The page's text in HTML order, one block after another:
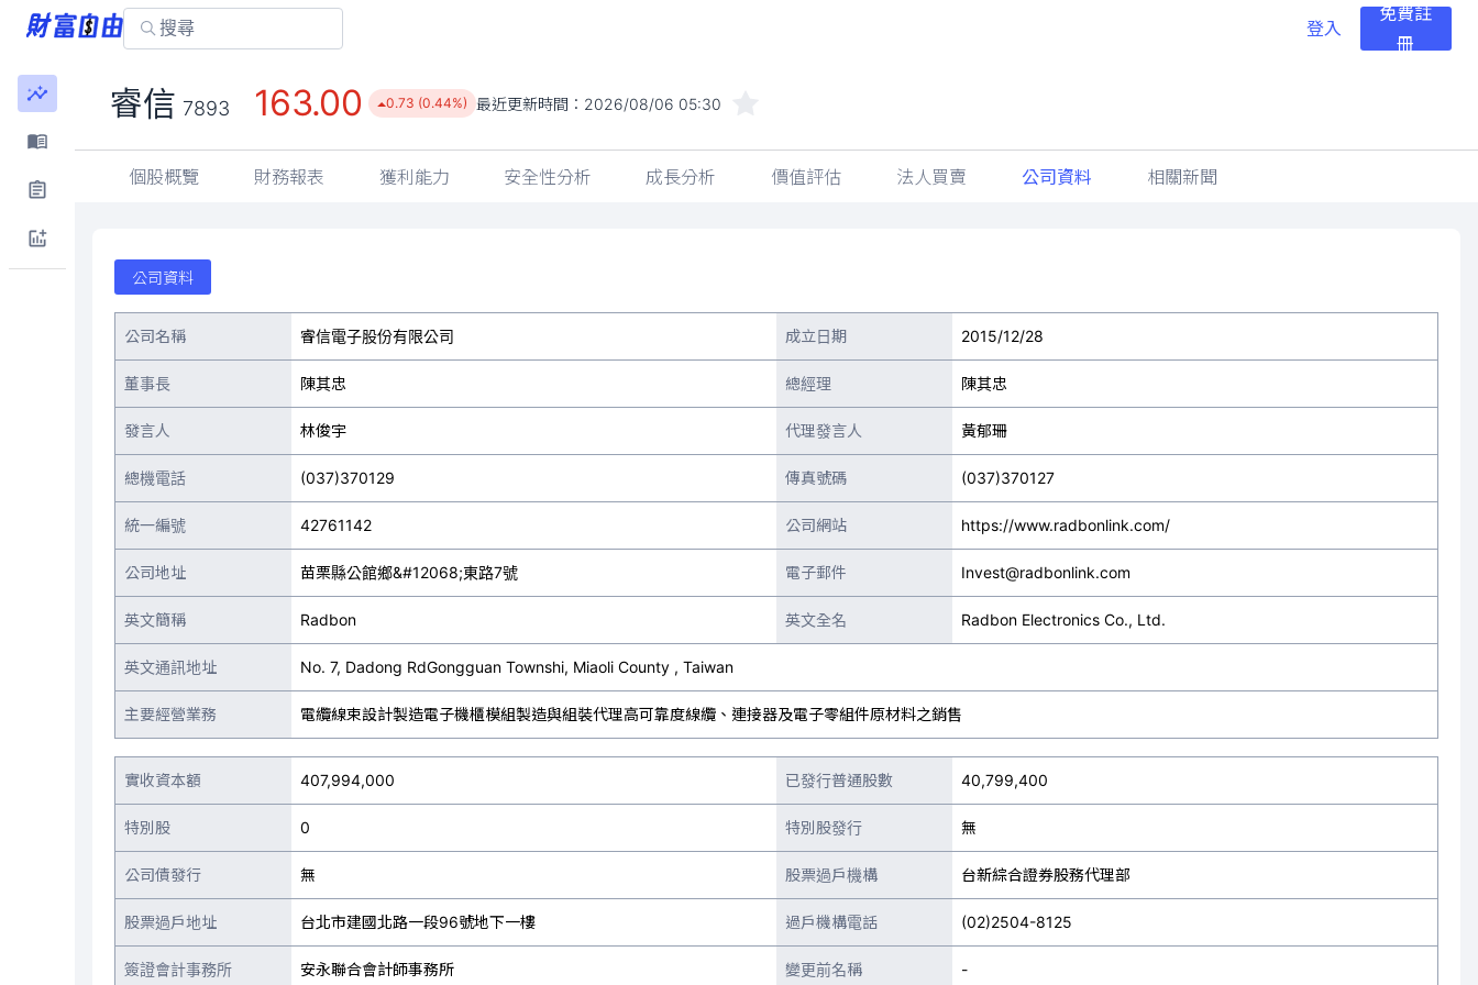
登入
免費註
冊
睿信 7893 163.00 0.73 (0.44%) 最近更新時間： 2026/08/06 05:30
個股概覽 財務報表 獲利能力 安全性分析 成長分析 價值評估 法人買賣 公司資料 相關新聞
公司資料
公司名稱 睿信電子股份有限公司 成立日期 2015/12/28
董事長 陳其忠 總經理 陳其忠
發言人 林俊宇 代理發言人 黃郁珊
總機電話 (037)370129 傳真號碼 (037)370127
統一編號 42761142 公司網站 https://www.radbonlink.com/
公司地址 苗栗縣公館鄉&#12068;東路7號 電子郵件 Invest@radbonlink.com
英文簡稱 Radbon 英文全名 Radbon Electronics Co., Ltd.
英文通訊地址 No. 7, Dadong RdGongguan Townshi, Miaoli County , Taiwan
主要經營業務 電纜線束設計製造電子機櫃模組製造與組裝代理高可靠度線纜、連接器及電子零組件原材料之銷售
實收資本額 407,994,000 已發行普通股數 40,799,400
特別股 0 特別股發行 無
公司債發行 無 股票過戶機構 台新綜合證券股務代理部
股票過戶地址 台北市建國北路一段96號地下一樓 過戶機構電話 (02)2504-8125
簽證會計事務所 安永聯合會計師事務所 變更前名稱 -